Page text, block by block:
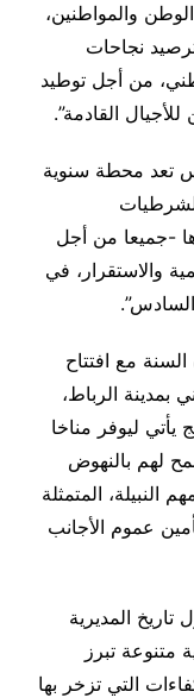
والمواطنين،
نجاحات
من أجل توطيد
القادمة”.
تعد محطة سنوية
-جميعا من أجل
والاستقرار، في
مع افتتاح
بمدينة الرباط،
يأتي ليوفر مناخا
لهم بالنهوض
النبيلة، المتمثلة
عموم الأجانب
المديرية
متنوعة تبرز
التي تزخر بها